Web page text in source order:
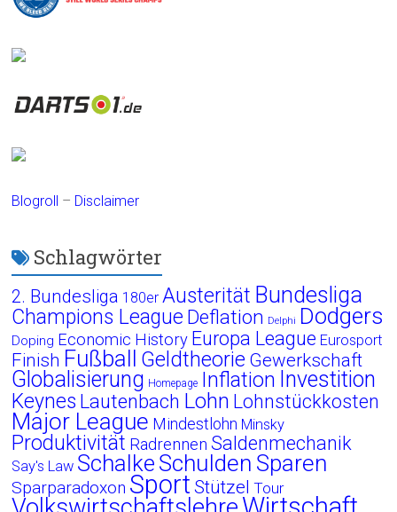
Blogroll – Disclaimer
Schlagwörter
2. Bundesliga 180er Austerität Bundesliga
Champions League Deflation Delphi Dodgers
Doping Economic History Europa League Eurosport
Finish Fußball Geldtheorie Gewerkschaft
Globalisierung Homepage Inflation Investition
Keynes Lautenbach Lohn Lohnstückkosten
Major League Mindestlohn Minsky
Produktivität Radrennen Saldenmechanik
Say's Law Schalke Schulden Sparen
Sparparadoxon Sport Stützel Tour